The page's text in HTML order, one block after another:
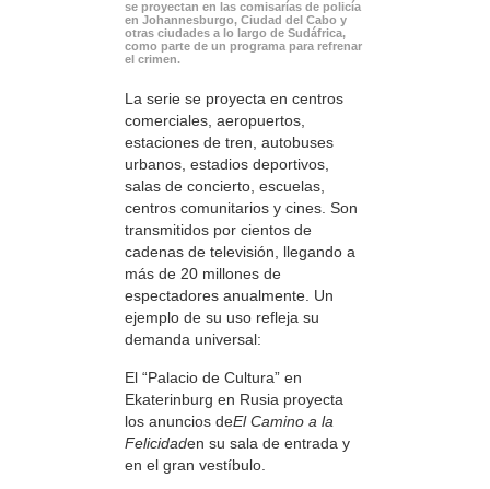
se proyectan en las comisarías de policía
en Johannesburgo, Ciudad del Cabo y
otras ciudades a lo largo de Sudáfrica,
como parte de un programa para refrenar
el crimen.
La serie se proyecta en centros
comerciales, aeropuertos,
estaciones de tren, autobuses
urbanos, estadios deportivos,
salas de concierto, escuelas,
centros comunitarios y cines. Son
transmitidos por cientos de
cadenas de televisión, llegando a
más de 20 millones de
espectadores anualmente. Un
ejemplo de su uso refleja su
demanda universal:
El “Palacio de Cultura” en
Ekaterinburg en Rusia proyecta
los anuncios deEl Camino a la
Felicidaden su sala de entrada y
en el gran vestíbulo.